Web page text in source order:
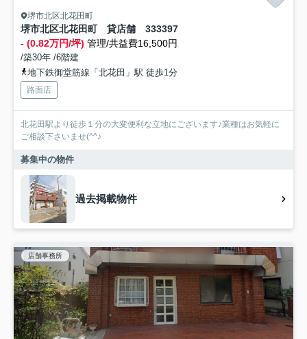
堺市北区北花田町
堺市北区北花田町 貸店舗 333397
- (0.82万円/坪) 管理/共益費16,500円
/築30年 /6階建
地下鉄御堂筋線「北花田」駅 徒歩1分
路面店
北花田駅より徒歩１分の大変便利な立地にございます♪業種はお気軽に
ご相談下さいませ(^^♪
募集中の物件
過去掲載物件
店舗事務所